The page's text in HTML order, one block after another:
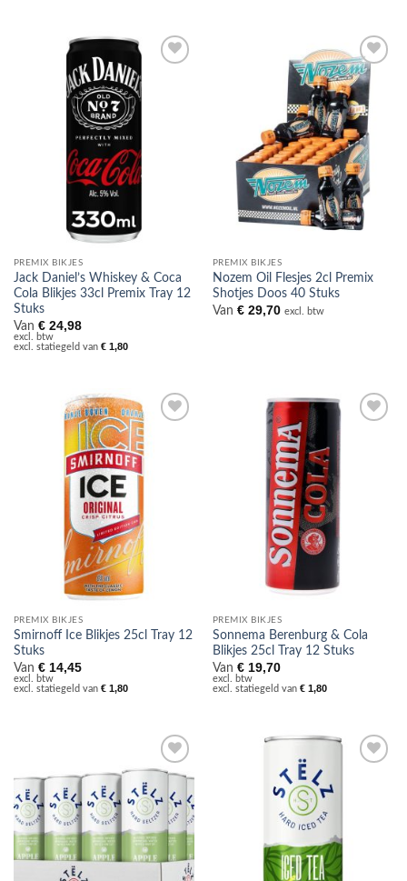
Toevoegen
verlanglijst
PREMIX BIKJES
Jack Daniel’s Whiskey & Coca
Cola Blikjes 33cl Premix Tray 12
Stuks
Van €24,98
excl. btw
excl. statiegeld van €1,80
Toevoegen
aan
verlanglijst
PREMIX BIKJES
Nozem Oil Flesjes 2cl Premix
Shotjes Doos 40 Stuks
Van €29,70 excl. btw
Toevoegen
verlanglijst
PREMIX BIKJES
Smirnoff Ice Blikjes 25cl Tray 12
Stuks
Van €14,45
excl. btw
excl. statiegeld van €1,80
Toevoegen
PREMIX BIKJES
Sonnema Berenburg & Cola
Blikjes 25cl Tray 12 Stuks
Van €19,70
excl. btw
excl. statiegeld van €1,80
Toevoegen
aan
verlanglijst